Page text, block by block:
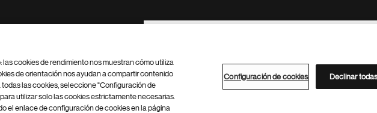
Footer Site Search
Configuración de cookies Mapa del sitio
cookies de rendimiento nos muestran cómo utiliza
de orientación nos ayudan a compartir contenido
las cookies, seleccione "Configuración de
utilizar solo las cookies estrictamente necesarias.
el enlace de configuración de cookies en la página
Configuración de cookies Declinar